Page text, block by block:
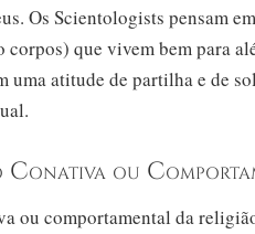
Os Scientologists pensam
corpos) que vivem bem para
uma atitude de partilha e de
Conativa ou
ou comportamental da